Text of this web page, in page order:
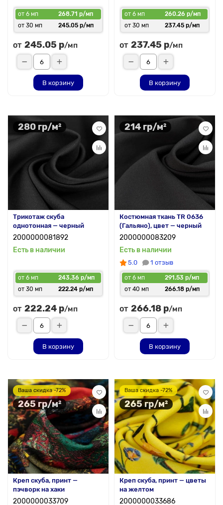
от 6 мп
268.71 р/мп
от 30 мп
245.05 р/мп
от 245.05 р/мп
В корзину
от 6 мп
260.26 р/мп
от 30 мп
237.45 р/мп
от 237.45 р/мп
В корзину
280 гр/м²
Трикотаж скуба
однотонная — черный
2000000081892
Есть в наличии
от 6 мп
243.36 р/мп
от 30 мп
222.24 р/мп
от 222.24 р/мп
В корзину
214 гр/м²
Костюмная ткань TR 0636
(Гальяно), цвет — черный
2000000083209
Есть в наличии
5.0 1 отзыв
от 6 мп
291.53 р/мп
от 40 мп
266.18 р/мп
от 266.18 р/мп
В корзину
Ваша скидка -72%
265 гр/м²
Креп скуба, принт —
пэчворк на хаки
2000000033709
Ваша скидка -72%
265 гр/м²
Креп скуба, принт — цветы
на желтом
2000000033686